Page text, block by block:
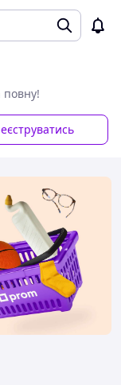
повну!